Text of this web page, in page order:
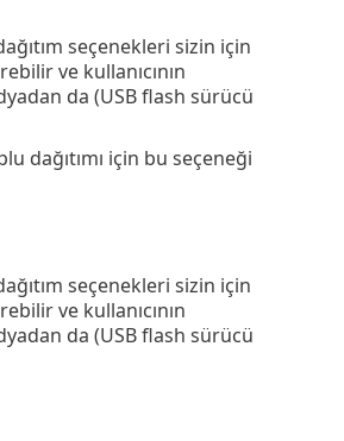
seçenekleri sizin için
ve kullanıcının
da (USB flash sürücü
dağıtımı için bu seçeneği
seçenekleri sizin için
ve kullanıcının
da (USB flash sürücü